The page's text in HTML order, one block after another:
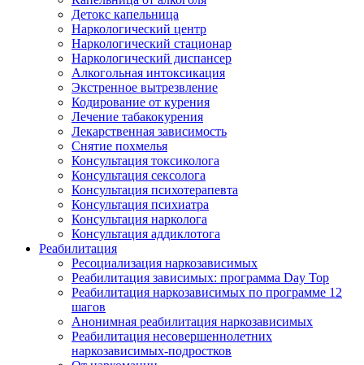
Детокс капельница
Наркологический центр
Наркологический стационар
Наркологический диспансер
Алкогольная интоксикация
Экстренное вытрезвление
Кодирование от курения
Лечение табакокурения
Лекарственная зависимость
Снятие похмелья
Консультация токсиколога
Консультация сексолога
Консультация психотерапевта
Консультация психиатра
Консультация нарколога
Консультация аддиклотога
Реабилитация
Ресоциализация наркозависимых
Реабилитация зависимых: программа Day Top
Реабилитация наркозависимых по программе 12
шагов
Анонимная реабилитация наркозависимых
Реабилитация несовершеннолетних
наркозависимых-подростков